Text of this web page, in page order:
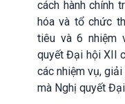
cách hành chính
hóa và tổ chức
tiêu và 6 nhiệm
quyết Đại hội XII
các nhiệm vụ,
mà Nghị quyết